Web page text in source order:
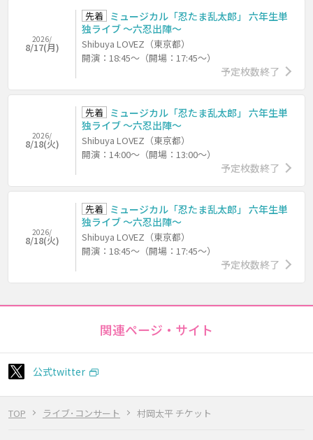
TOP ライブ･コンサート 村岡太平 チケット
2026/
8/17(月)
先着
ミュージカル「忍たま乱太郎」 六年生単
独ライブ ～六忍出陣～
Shibuya LOVEZ（東京都）
開演：18:45～（開場：17:45～）
予定枚数終了
2026/
8/18(火)
先着
ミュージカル「忍たま乱太郎」 六年生単
独ライブ ～六忍出陣～
Shibuya LOVEZ（東京都）
開演：14:00～（開場：13:00～）
予定枚数終了
2026/
8/18(火)
先着
ミュージカル「忍たま乱太郎」 六年生単
独ライブ ～六忍出陣～
Shibuya LOVEZ（東京都）
開演：18:45～（開場：17:45～）
予定枚数終了
関連ページ・サイト
公式twitter